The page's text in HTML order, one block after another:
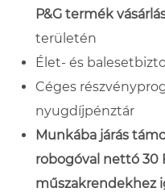
P&G termék
területén
Élet- és
Céges
nyugdíjpénztár
Munkába járás
robogóval nettó 30
műszakrendekhez